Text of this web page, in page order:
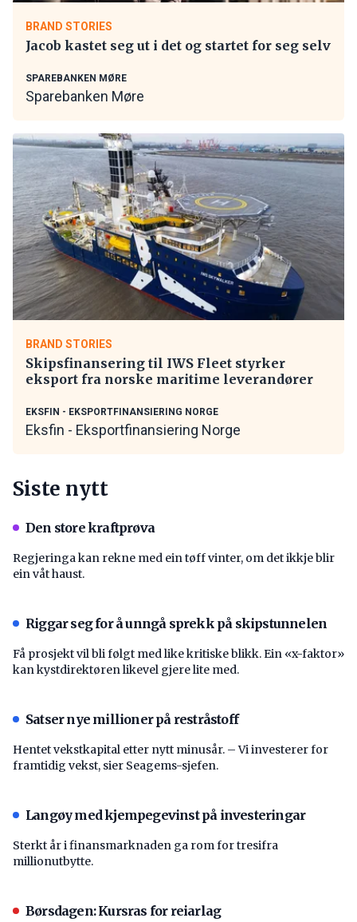
BRAND STORIES
Jacob kastet seg ut i det og startet for seg selv
SPAREBANKEN MØRE
Sparebanken Møre
BRAND STORIES
Skipsfinansering til IWS Fleet styrker
eksport fra norske maritime leverandører
EKSFIN - EKSPORTFINANSIERING NORGE
Eksfin - Eksportfinansiering Norge
Siste nytt
Den store kraftprøva
Regjeringa kan rekne med ein tøff vinter, om det ikkje blir
ein våt haust.
Riggar seg for å unngå sprekk på skipstunnelen
Få prosjekt vil bli følgt med like kritiske blikk. Ein «x-faktor»
kan kystdirektøren likevel gjere lite med.
Satser nye millioner på restråstoff
Hentet vekstkapital etter nytt minusår. – Vi investerer for
framtidig vekst, sier Seagems-sjefen.
Langøy med kjempegevinst på investeringar
Sterkt år i finansmarknaden ga rom for tresifra
millionutbytte.
Børsdagen: Kursras for reiarlag